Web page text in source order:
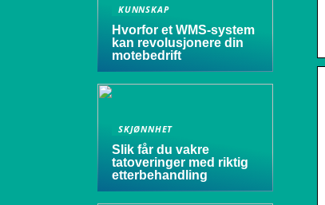
KUNNSKAP
Hvorfor et WMS-system
kan revolusjonere din
motebedrift
SKJØNNHET
Slik får du vakre
tatoveringer med riktig
etterbehandling